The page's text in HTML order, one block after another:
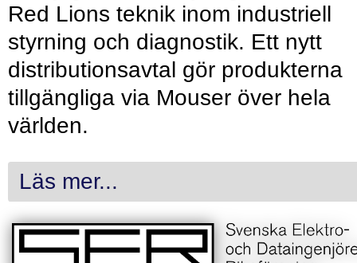
Red Lions teknik inom industriell
styrning och diagnostik. Ett nytt
distributionsavtal gör produkterna
tillgängliga via Mouser över hela
världen.
Läs mer...